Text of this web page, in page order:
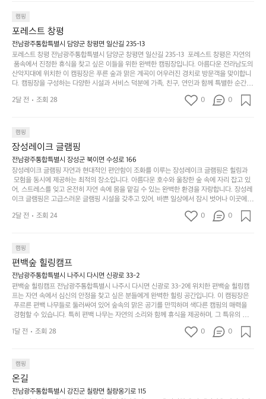
다.
그
럴
때
는
차
을
가
려
보
세
요.
튼
을
조
용
히
고
다
니
고
싶
어
는
크
기,
무
게,
이
의
아
주
미
하
지
않
은
디
자
웃
도
어
의
경
럽
게
이
어
주
무
좋
네
요
이
이
라
고
해
야
하
리
를
잡
았
는
함께 좋은 시간을 보낼 수 있다는 것입니다. 또한, 하이글루 인근에는 다양한 트레킹 코스와
자전거 도로가 있어 아웃도어 활동을 좋아하는 이들에게 더욱 참조할 만한 장소가 됩니다.
담양의 아름다운 자연과 함께, 건강한 레저 활동을 즐기며 행복한 캠핑 경험을 쌓으실 수 있
습니다. 하이글루에서 특별한 순간을 만끽해보세요. 따뜻한 햇살과 함께하는 아침, 상징적인
담양의 죽녹원과 함께 어우러진 저녁, 그리고 고요한 밤하늘 아래에서 별을 바라보며 나누는
이야기들은 여러분의 캠핑 여행을 더욱 특별하게 만들어 줄 것입니다.  인기 정도: ★★★★
★
캠핑
포레스트 창평
전남광주통합특별시 담양군 창평면 일산길 235-13
포레스트 창평 전남광주통합특별시 담양군 창평면 일산길 235-13  포레스트 창평은 자연의
품속에서 진정한 휴식을 찾고 싶은 이들을 위한 완벽한 캠핑장입니다. 아름다운 전라남도의
산악지대에 위치한 이 캠핑장은 푸른 숲과 맑은 계곡이 어우러진 경치로 방문객을 맞이합니
다. 캠핑장을 구성하는 다양한 시설과 서비스 덕분에 가족, 친구, 연인과 함께 특별한 순간을
만들어갈 수 있는 최적의 공간이 됩니다.  포레스트 창평은 주말마다 직접 재배한 신선한 농
산물을 제공하는 캠핑장으로, 현지에서만 느낄 수 있는 자연의 맛을 경험할 수 있습니다. 또
으며 깊은 숙면을 취할 수 있는 기회를 제공합니다.  이곳은 자연과의 완벽한 조화를 이루며,
다채로운 야외 활동을 제공합니다. 특히 어린이들은 안전하게 놀 수 있는 놀이시설이 마련
되어 있어 부모님들과 함께 즐거운 시간을 보낼 수 있습니다. 주변의 다양한 관광지와 먹거
리를 탐험하는 재미도 포레스트 창평의 매력 중 하나입니다.  또한, 캠핑장을 방문한 후 지속
적으로 재방문하는 이들이 많아 인기가 날로 상승하고 있습니다. 포레스트 창평은 단순한 캠
핑 그 이상을 제공하며, 자연을 사랑하는 모든 이들에게 꼭 한번 경험해봐야 할 장소로 자리
잡았습니다.  인기 정도: ★★★★★
2달 전 조회 28 0 0
캠핑
장성레이크 글램핑
전남광주통합특별시 장성군 북이면 수성로 166
장성레이크 글램핑 자연과 현대적인 편안함이 조화를 이루는 장성레이크 글램핑은 힐링과
모험을 동시에 제공하는 최적의 장소입니다. 아름다운 호수와 울창한 숲 속에 자리 잡고 있
어, 스트레스를 잊고 온전히 자연 속에 몸을 맡길 수 있는 완벽한 환경을 자랑합니다. 장성레
이크 글램핑은 고급스러운 글램핑 시설을 갖추고 있어, 바쁜 일상에서 잠시 벗어나 이곳에
오면 사치스러운 휴식이 가능해집니다. 독립된 텐트에서 제공되는 특별한 불멍 공간은 소중
한 사람과 함께 따뜻한 이야기를 나눌 수 있는 소중한 시간을 만들어 줍니다. 또한, 주변의 자
을 창출하는 시간이 될 것입니다. 특히 식사를 좋아하는 분들에게는 매주 특별한 바비큐 파
티와 지역에서 나는 신선한 재료로 만든 다양한 요리를 제공하여 미각을 만족시켜 줍니다.
장성레이크 글램핑은 그 아름다운 경관과 최고 품질의 시설 덕분에 최근 몇 년 사이에 특히
주목받고 있는 캠핑장 중 하나입니다. 주말이면 방문객이 가득해 예약이 빠르게 차는 만큼
미리 일정을 계획하시는 것이 좋습니다. 나만의 프라이빗한 공간에서 가족 및 사랑하는 사
람들과 함께하세요. 당신의 대자연 속 힐링을 기다리는 장성레이크 글램핑은 언젠가 반드시
방문해봐야 할 명소로 자리매김하였습니다. 인기 정도: ★★★★★
2달 전 조회 24 0 0
캠핑
편백숲 힐링캠프
전남광주통합특별시 나주시 다시면 신광로 33-2
편백숲 힐링캠프 전남광주통합특별시 나주시 다시면 신광로 33-2에 위치한 편백숲 힐링캠
프는 자연 속에서 심신의 안정을 찾고 싶은 분들에게 완벽한 힐링 공간입니다. 이 캠핑장은
푸르른 편백 나무들로 둘러싸여 있어 숲속의 맑은 공기를 만끽하며 색다른 캠핑의 매력을
경험할 수 있습니다. 특히 편백 나무는 자연의 소리와 함께 휴식을 제공하며, 그 특유의 아로
마향이 심리적 안정감을 가져다줍니다. 이곳에서 아침 햇살을 맞으며 조용한 숲속에서의 커
피 한 잔은 그 어떤 도시의 카페에서 느끼기 힘든 특별함을 선사합니다. 편백숲 힐링캠프는
즐길 수 있는 기회도 많은데, 자전거를 타거나 숲속을 거닐며 다양한 생태계를 체험해보는
것도 일상의 스트레스를 잊게 해줍니다. 또한, 캠프파이어를 즐기며 별빛 아래서 시간을 보
내는 것은 일상에서 벗어나 새로운 여유를 찾는 방법입니다. 운영자는 항상 방문객의 편안함
과 안전을 최우선으로 생각하고 있으며, 깨끗하고 잘 관리된 시설을 자랑합니다. 가족들이
1달 전 조회 28 0 0
캠핑
온길
전남광주통합특별시 강진군 칠량면 칠량옹기로 115